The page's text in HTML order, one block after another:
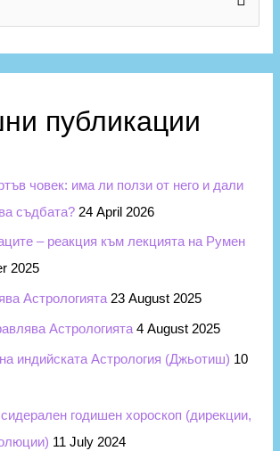
публикации
човек: има ли ползи от него и дали
съдбата? 24 April 2026
– реакция към лекцията на Румен
2025
Астрологията 23 August 2025
Астрологията 4 August 2025
индийската Астрология (Джьотиш) 10
годишен хороскоп (дирекции,
11 July 2024